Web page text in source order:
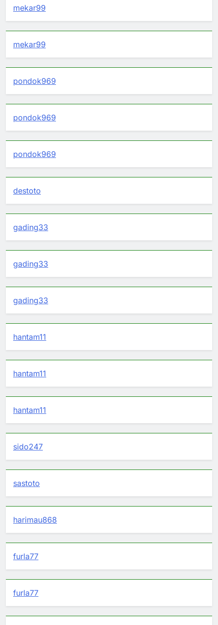
mekar99
mekar99
pondok969
pondok969
pondok969
destoto
gading33
gading33
gading33
hantam11
hantam11
hantam11
sido247
sastoto
harimau868
furla77
furla77